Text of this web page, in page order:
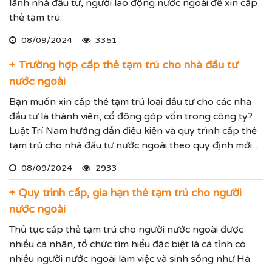
lãnh nhà đầu tư, người lao động nước ngoài để xin cấp
thẻ tạm trú.
08/09/2024 3351
+ Trường hợp cấp thẻ tạm trú cho nhà đầu tư
nước ngoài
Bạn muốn xin cấp thẻ tạm trú loại đầu tư cho các nhà
đầu tư là thành viên, cổ đông góp vốn trong công ty?
Luật Trí Nam hướng dẫn điều kiện và quy trình cấp thẻ
tạm trú cho nhà đầu tư nước ngoài theo quy định mới
08/09/2024 2933
+ Quy trình cấp, gia hạn thẻ tạm trú cho người
nước ngoài
Thủ tục cấp thẻ tạm trú cho người nước ngoài được
nhiều cá nhân, tổ chức tìm hiểu đặc biệt là cá tỉnh có
nhiều người nước ngoài làm việc và sinh sống như Hà